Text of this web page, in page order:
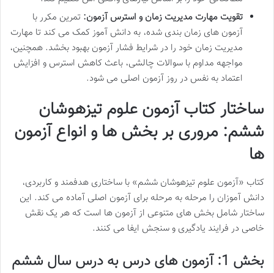
تقویت مهارت مدیریت زمان و استرس آزمون: تمرین مکرر با
آزمون های زمان بندی شده، به دانش آموز کمک می کند تا مهارت
مدیریت زمان خود را در شرایط فشار آزمون بهبود بخشد. همچنین،
مواجهه مداوم با سوالات چالشی، باعث کاهش استرس و افزایش
اعتماد به نفس در روز آزمون اصلی می شود.
ساختار کتاب آزمون علوم تیزهوشان
ششم: مروری بر بخش ها و انواع آزمون
ها
کتاب «آزمون علوم تیزهوشان ششم» با ساختاری هدفمند و کاربردی،
دانش آموزان را مرحله به مرحله برای آزمون اصلی آماده می کند. این
ساختار شامل بخش های متنوعی از آزمون ها است که هر یک نقش
خاصی در فرایند یادگیری و سنجش ایفا می کنند.
بخش 1: آزمون های درس به درس سال ششم